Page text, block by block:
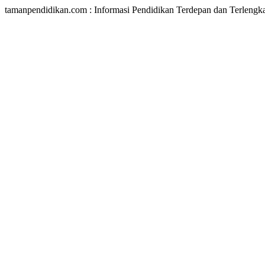
tamanpendidikan.com : Informasi Pendidikan Terdepan dan